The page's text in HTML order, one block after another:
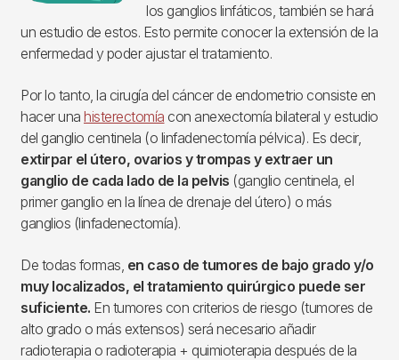
los ganglios linfáticos, también se hará
un estudio de estos. Esto permite conocer la extensión de la
enfermedad y poder ajustar el tratamiento.
Por lo tanto, la cirugía del cáncer de endometrio consiste en
hacer una histerectomía con anexectomía bilateral y estudio
del ganglio centinela (o linfadenectomía pélvica). Es decir,
extirpar el útero, ovarios y trompas y extraer un
ganglio de cada lado de la pelvis (ganglio centinela, el
primer ganglio en la línea de drenaje del útero) o más
ganglios (linfadenectomía).
De todas formas, en caso de tumores de bajo grado y/o
muy localizados, el tratamiento quirúrgico puede ser
suficiente. En tumores con criterios de riesgo (tumores de
alto grado o más extensos) será necesario añadir
radioterapia o radioterapia + quimioterapia después de la